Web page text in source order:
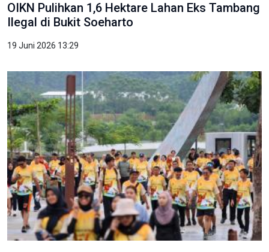
OIKN Pulihkan 1,6 Hektare Lahan Eks Tambang
Ilegal di Bukit Soeharto
19 Juni 2026 13:29